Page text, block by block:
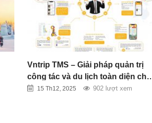
Vntrip TMS – Giải pháp quản trị
công tác và du lịch toàn diện cho
doanh nghiệp hiện đại
15 Th12, 2025 902 lượt xem